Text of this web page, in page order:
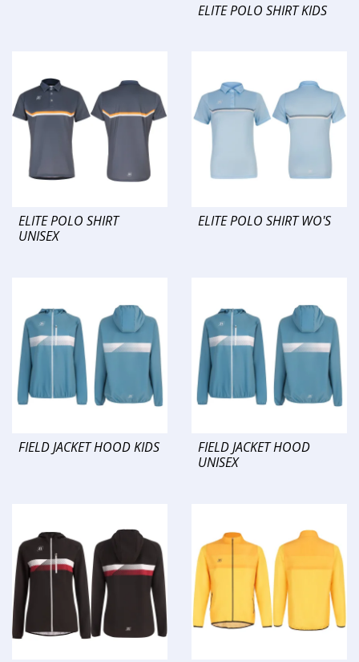
ELITE POLO SHIRT KIDS
ELITE POLO SHIRT
UNISEX
ELITE POLO SHIRT WO'S
FIELD JACKET HOOD KIDS
FIELD JACKET HOOD
UNISEX